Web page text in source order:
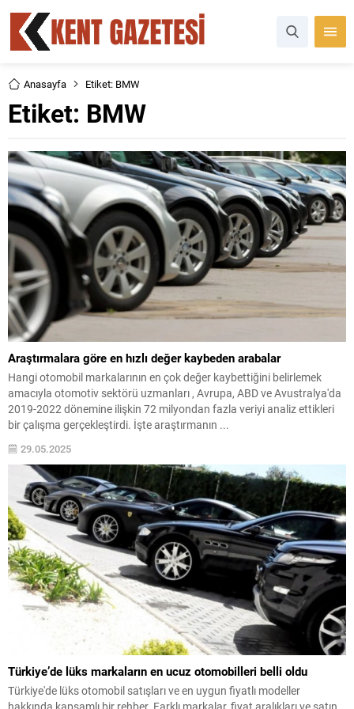
Anasayfa Etiket: BMW
Etiket: BMW
Araştırmalara göre en hızlı değer kaybeden arabalar
Hangi otomobil markalarının en çok değer kaybettiğini belirlemek
amacıyla otomotiv sektörü uzmanları , Avrupa, ABD ve Avustralya'da
2019-2022 dönemine ilişkin 72 milyondan fazla veriyi analiz ettikleri
bir çalışma gerçekleştirdi. İşte araştırmanın ...
29.05.2025
Türkiye’de lüks markaların en ucuz otomobilleri belli oldu
Türkiye'de lüks otomobil satışları ve en uygun fiyatlı modeller
hakkında kapsamlı bir rehber. Farklı markalar, fiyat aralıkları ve satın